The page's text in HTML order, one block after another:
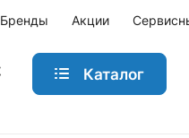
Бренды Акции
Каталог